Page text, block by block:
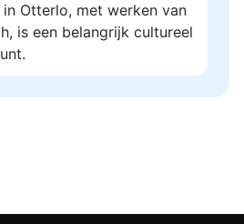
in Otterlo, met werken van
is een belangrijk cultureel